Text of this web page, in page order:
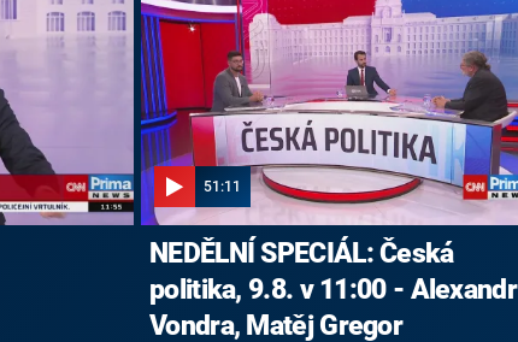
51:11
NEDĚLNÍ SPECIÁL: Česká
politika, 9.8. v 11:00 - Alexandr
Vondra, Matěj Gregor